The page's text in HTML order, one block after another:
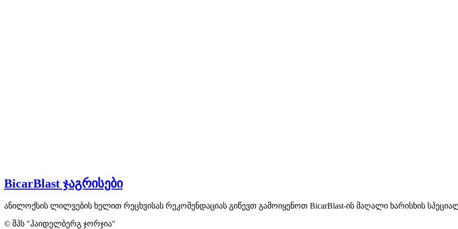
BicarBlast ჯაგრისები
ანილოქსის ლილვების ხელით რეცხვისას რეკომენდაციას გიწევთ გამოიყენოთ BicarBlast-ის მაღალი ხარისხის
© შპს "ჰაიდელბერგ ჯორჯია"